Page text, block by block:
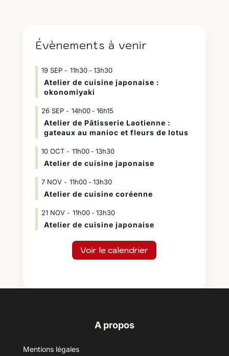
Évènements à venir
19 SEP 11h30- 13h30
Atelier de cuisine japonaise :
okonomiyaki
26 SEP 14h00- 16h15
Atelier de Pâtisserie Laotienne :
gateaux au manioc et fleurs de lotus
10 OCT 11h00- 13h30
Atelier de cuisine japonaise
7 NOV 11h00- 13h30
Atelier de cuisine coréenne
21 NOV 11h00- 13h30
Atelier de cuisine japonaise
Voir le calendrier
A propos
Mentions légales